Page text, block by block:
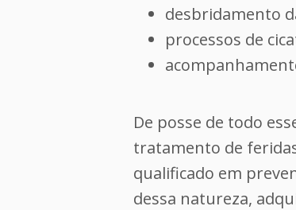
desbridamento
processos de
De posse de todo
tratamento de
qualificado em
dessa natureza,